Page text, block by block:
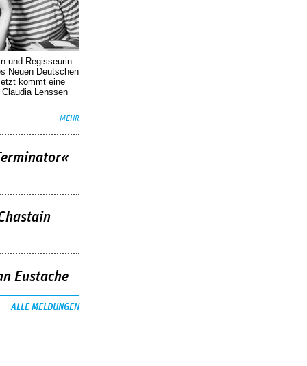
und Regisseurin
Neuen Deutschen
kommt eine
Lenssen
MEHR
Eustache
ALLE MELDUNGEN